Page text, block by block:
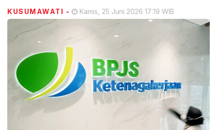
KUSUMAWATI - Kamis, 25 Juni 2026 17:19 WIB